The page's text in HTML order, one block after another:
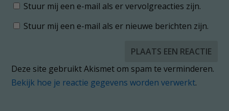
Stuur mij een e-mail als er vervolgreacties zijn.
Stuur mij een e-mail als er nieuwe berichten zijn.
Deze site gebruikt Akismet om spam te verminderen.
Bekijk hoe je reactie gegevens worden verwerkt.